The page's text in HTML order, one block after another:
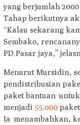
yang berjumlah
Tahap berikutnya
“Kalau sekarang
Sembako,
PD.Pasar jaya,”
Menurut Mursidin,
pendistribusian
paket bantuan
menjadi 55.000
Ia menambahkan,